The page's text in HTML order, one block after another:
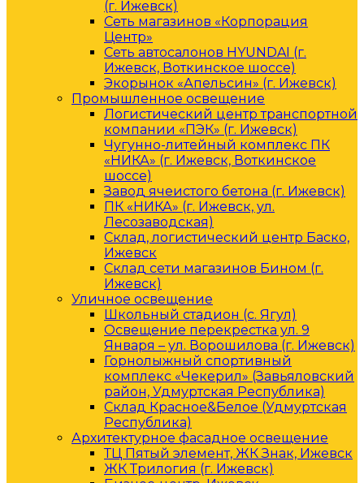
(г. Ижевск)
Сеть магазинов «Корпорация
Центр»
Сеть автосалонов HYUNDAI (г.
Ижевск, Воткинское шоссе)
Экорынок «Апельсин» (г. Ижевск)
Промышленное освещение
Логистический центр транспортной
компании «ПЭК» (г. Ижевск)
Чугунно-литейный комплекс ПК
«НИКА» (г. Ижевск, Воткинское
шоссе)
Завод ячеистого бетона (г. Ижевск)
ПК «НИКА» (г. Ижевск, ул.
Лесозаводская)
Склад, логистический центр Баско,
Ижевск
Склад сети магазинов Бином (г.
Ижевск)
Уличное освещение
Школьный стадион (с. Ягул)
Освещение перекрестка ул. 9
Января – ул. Ворошилова (г. Ижевск)
Горнолыжный спортивный
комплекс «Чекерил» (Завьяловский
район, Удмуртская Республика)
Склад Красное&Белое (Удмуртская
Республика)
Архитектурное фасадное освещение
ТЦ Пятый элемент, ЖК Знак, Ижевск
ЖК Трилогия (г. Ижевск)